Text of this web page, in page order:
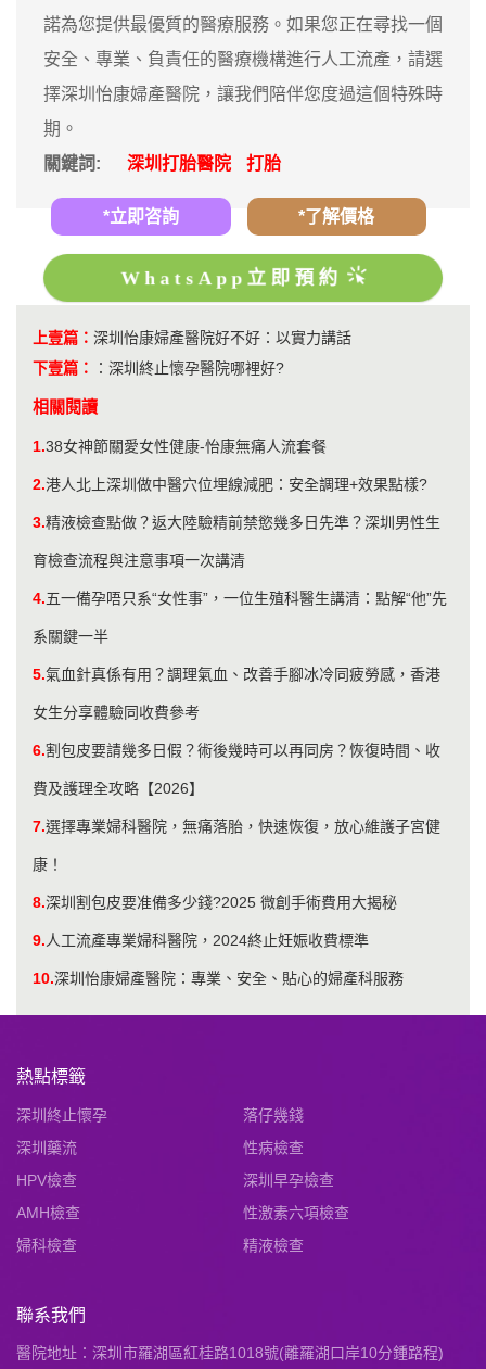
諾為您提供最優質的醫療服務。如果您正在尋找一個
安全、專業、負責任的醫療機構進行人工流產，請選
擇深圳怡康婦產醫院，讓我們陪伴您度過這個特殊時
期。
關鍵詞:
深圳打胎醫院 打胎
*立即咨詢 *了解價格
WhatsApp立即預約
上壹篇： 深圳怡康婦產醫院好不好：以實力講話
下壹篇：
： 深圳終止懷孕醫院哪裡好?
相關閱讀
1.38女神節關愛女性健康-怡康無痛人流套餐
2.港人北上深圳做中醫穴位埋線減肥：安全調理+效果點樣?
3.精液檢查點做？返大陸驗精前禁慾幾多日先準？深圳男性生
育檢查流程與注意事項一次講清
4.五一備孕唔只系“女性事”，一位生殖科醫生講清：點解“他”先
系關鍵一半
5.氣血針真係有用？調理氣血、改善手腳冰冷同疲勞感，香港
女生分享體驗同收費參考
6.割包皮要請幾多日假？術後幾時可以再同房？恢復時間、收
費及護理全攻略【2026】
7.選擇專業婦科醫院，無痛落胎，快速恢復，放心維護子宮健
康！
8.深圳割包皮要准備多少錢?2025 微創手術費用大揭秘
9.人工流產專業婦科醫院，2024終止妊娠收費標準
10.深圳怡康婦產醫院：專業、安全、貼心的婦產科服務
熱點標籤
深圳終止懷孕
落仔幾錢
深圳藥流
性病檢查
HPV檢查
深圳早孕檢查
AMH檢查
性激素六項檢查
婦科檢查
精液檢查
聯系我們
醫院地址：深圳市羅湖區紅桂路1018號(離羅湖口岸10分鍾路程)